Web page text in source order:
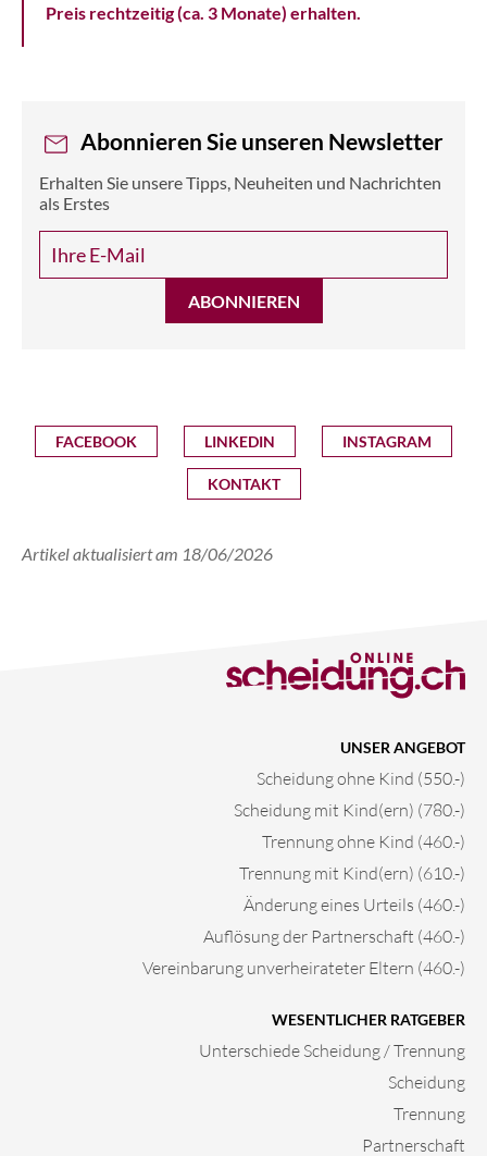
Preis rechtzeitig (ca. 3 Monate) erhalten.
Abonnieren Sie unseren Newsletter
Erhalten Sie unsere Tipps, Neuheiten und Nachrichten
als Erstes
ABONNIEREN
FACEBOOK LINKEDIN INSTAGRAM
KONTAKT
Artikel aktualisiert am 18/06/2026
UNSER ANGEBOT
Scheidung ohne Kind (550.-)
Scheidung mit Kind(ern) (780.-)
Trennung ohne Kind (460.-)
Trennung mit Kind(ern) (610.-)
Änderung eines Urteils (460.-)
Auflösung der Partnerschaft (460.-)
Vereinbarung unverheirateter Eltern (460.-)
WESENTLICHER RATGEBER
Unterschiede Scheidung / Trennung
Scheidung
Trennung
Partnerschaft